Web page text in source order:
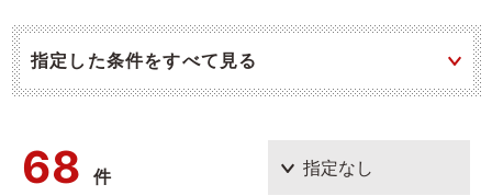
指定した条件をすべて見る
68 件